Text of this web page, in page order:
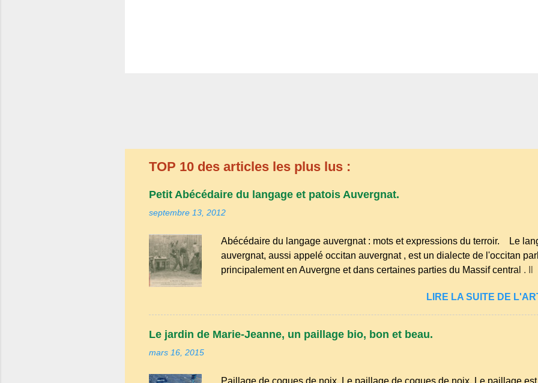
TOP 10 des articles les plus lus :
Petit Abécédaire du langage et patois Auvergnat.
septembre 13, 2012
Abécédaire du langage auvergnat : mots et expressions du terroir. Le
auvergnat, aussi appelé occitan auvergnat , est un dialecte de l'occitan
principalement en Auvergne et dans certaines parties du Massif central . Il
nord-occitan . Bien que le nombre de locuteurs ait diminué au fil des
il reste une langue riche en expressions et en traditions. Par exemple, on
désigner quelqu'un de naïf). Souvenirs de la langue d’ Auvergne
LIRE LA SUITE DE
Le jardin de Marie-Jeanne, un paillage bio, bon et beau.
mars 16, 2015
Paillage de coques de noix Le paillage de coques de noix. Le paillage